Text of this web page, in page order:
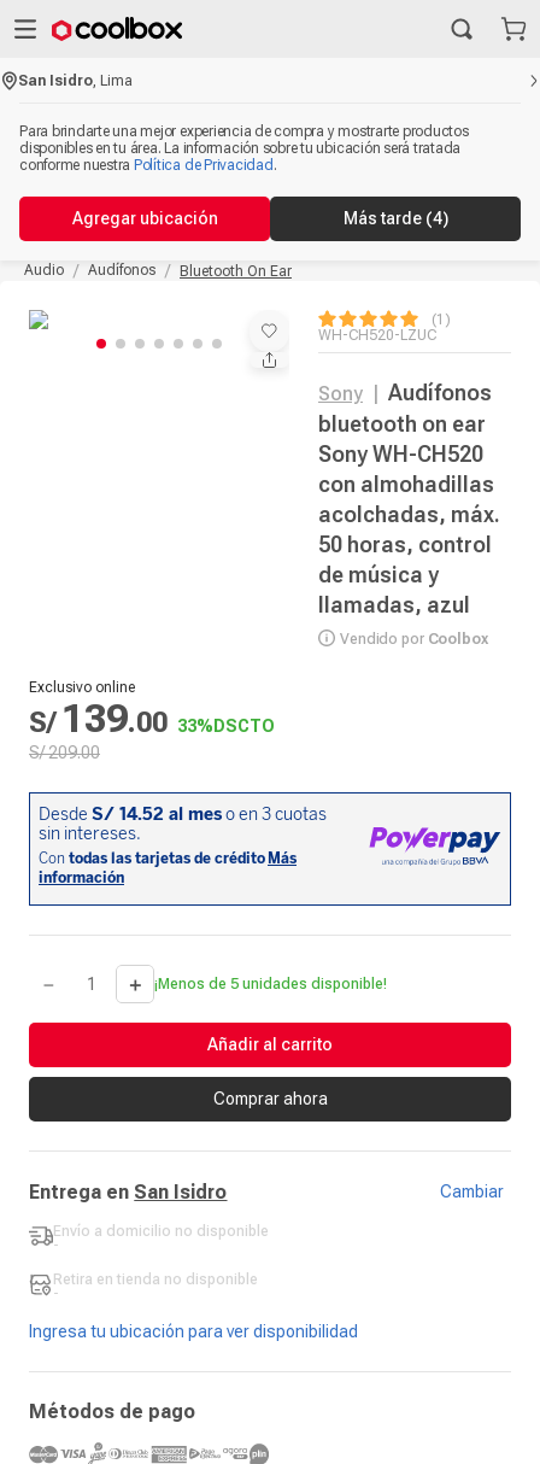
San Isidro ,Lima
Para brindarte una mejor experiencia de compra y mostrarte productos
disponibles en tu área. La información sobre tu ubicación será tratada
conforme nuestra Política de Privacidad .
Agregar ubicación Más tarde (4)
Audio Audífonos Bluetooth On Ear
1
WH-CH520-LZUC
Sony
Audífonos
bluetooth on ear
Sony WH-CH520
con almohadillas
acolchadas, máx.
50 horas, control
de música y
llamadas, azul
Vendido por Coolbox
Exclusivo online
S/ 139.00 33% DSCTO
S/209.00
＋
－ ¡Menos de 5 unidades disponible!
Añadir al carrito
Comprar ahora
Entrega en San Isidro Cambiar
Envío a domicilio no disponible
-
Retira en tienda no disponible
-
Ingresa tu ubicación para ver disponibilidad
Métodos de pago